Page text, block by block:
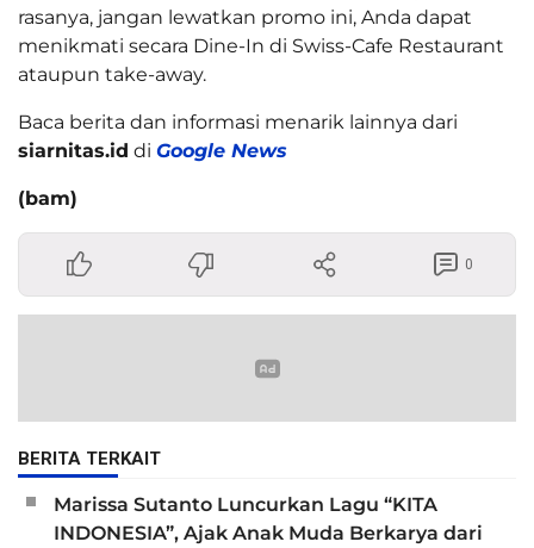
rasanya, jangan lewatkan promo ini, Anda dapat
menikmati secara Dine-In di Swiss-Cafe Restaurant
ataupun take-away.
Baca berita dan informasi menarik lainnya dari
siarnitas.id di Google News
(bam)
0
BERITA TERKAIT
Marissa Sutanto Luncurkan Lagu “KITA
INDONESIA”, Ajak Anak Muda Berkarya dari